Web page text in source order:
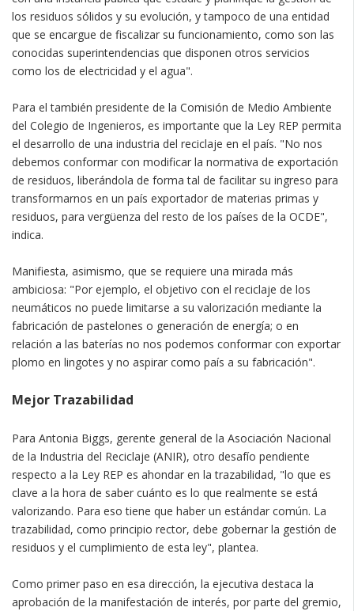
los residuos sólidos y su evolución, y tampoco de una entidad
que se encargue de fiscalizar su funcionamiento, como son las
conocidas superintendencias que disponen otros servicios
como los de electricidad y el agua".
Para el también presidente de la Comisión de Medio Ambiente
del Colegio de Ingenieros, es importante que la Ley REP permita
el desarrollo de una industria del reciclaje en el país. "No nos
debemos conformar con modificar la normativa de exportación
de residuos, liberándola de forma tal de facilitar su ingreso para
transformarnos en un país exportador de materias primas y
residuos, para vergüenza del resto de los países de la OCDE",
indica.
Manifiesta, asimismo, que se requiere una mirada más
ambiciosa: "Por ejemplo, el objetivo con el reciclaje de los
neumáticos no puede limitarse a su valorización mediante la
fabricación de pastelones o generación de energía; o en
relación a las baterías no nos podemos conformar con exportar
plomo en lingotes y no aspirar como país a su fabricación".
Mejor Trazabilidad
Para Antonia Biggs, gerente general de la Asociación Nacional
de la Industria del Reciclaje (ANIR), otro desafío pendiente
respecto a la Ley REP es ahondar en la trazabilidad, "lo que es
clave a la hora de saber cuánto es lo que realmente se está
valorizando. Para eso tiene que haber un estándar común. La
trazabilidad, como principio rector, debe gobernar la gestión de
residuos y el cumplimiento de esta ley", plantea.
Como primer paso en esa dirección, la ejecutiva destaca la
aprobación de la manifestación de interés, por parte del gremio,